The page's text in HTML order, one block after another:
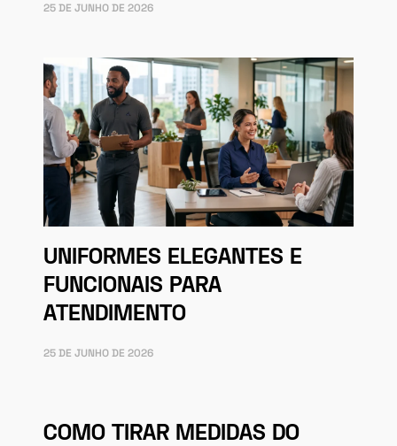
25 DE JUNHO DE 2026
UNIFORMES ELEGANTES E
FUNCIONAIS PARA
ATENDIMENTO
25 DE JUNHO DE 2026
COMO TIRAR MEDIDAS DO